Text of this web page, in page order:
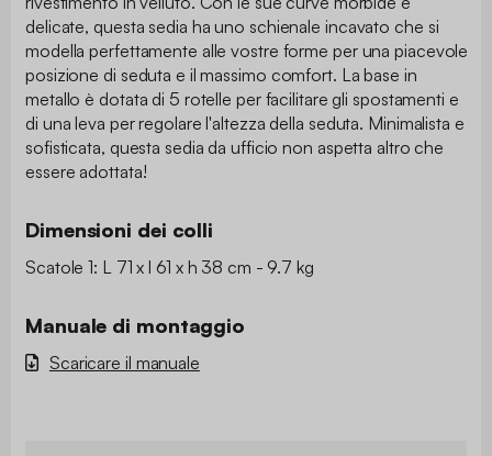
delicate, questa sedia ha uno schienale incavato che si
modella perfettamente alle vostre forme per una piacevole
posizione di seduta e il massimo comfort. La base in
metallo è dotata di 5 rotelle per facilitare gli spostamenti e
di una leva per regolare l'altezza della seduta. Minimalista e
sofisticata, questa sedia da ufficio non aspetta altro che
essere adottata!
Dimensioni dei colli
Scatole 1: L 71 x l 61 x h 38 cm - 9.7 kg
Manuale di montaggio
Scaricare il manuale